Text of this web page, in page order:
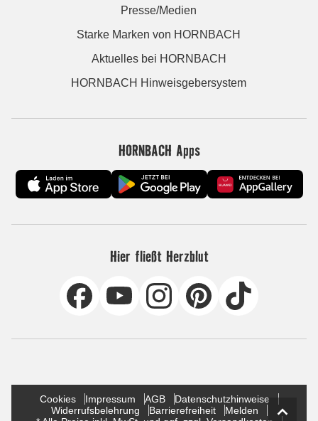
Presse/Medien
Starke Marken von HORNBACH
Aktuelles bei HORNBACH
HORNBACH Hinweisgebersystem
HORNBACH Apps
Hier fließt Herzblut
Cookies Impressum AGB
Datenschutzhinweise
Widerrufsbelehrung
Barrierefreiheit
Melden